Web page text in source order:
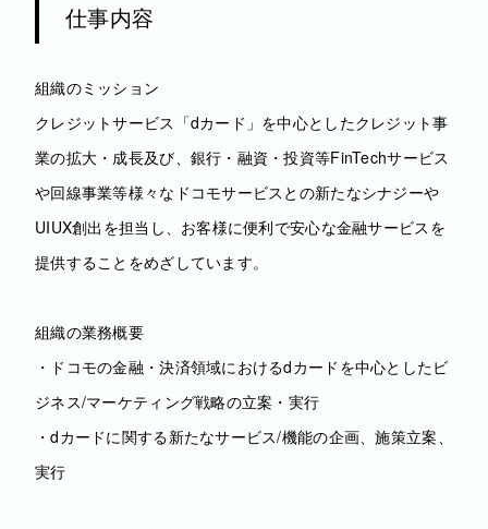
仕事内容
組織のミッション
クレジットサービス「dカード」を中心としたクレジット事
業の拡大・成長及び、銀行・融資・投資等FinTechサービス
や回線事業等様々なドコモサービスとの新たなシナジーや
UIUX創出を担当し、お客様に便利で安心な金融サービスを
提供することをめざしています。
組織の業務概要
・ドコモの金融・決済領域におけるdカードを中心としたビ
ジネス/マーケティング戦略の立案・実行
・dカードに関する新たなサービス/機能の企画、施策立案、
実行